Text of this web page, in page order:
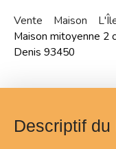
Vente Maison
Maison mitoyenne 2
Denis 93450
Descriptif du